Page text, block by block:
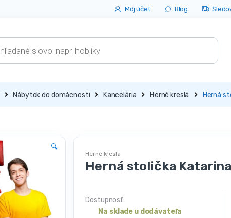
Môj účet Blog
Nábytok do domácnosti Kancelária Herné kreslá Herná
🔍
Herné kreslá
Herná stolička
Dostupnosť:
Na sklade u dodávateľa